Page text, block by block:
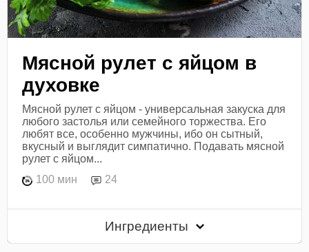
Мясной рулет с яйцом в
духовке
Мясной рулет с яйцом - универсальная закуска для
любого застолья или семейного торжества. Его
любят все, особенно мужчины, ибо он сытный,
вкусный и выглядит симпатично. Подавать мясной
рулет с яйцом...
100 мин
24
Ингредиенты